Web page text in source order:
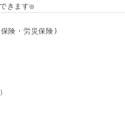
きます◎
険・労災保険)